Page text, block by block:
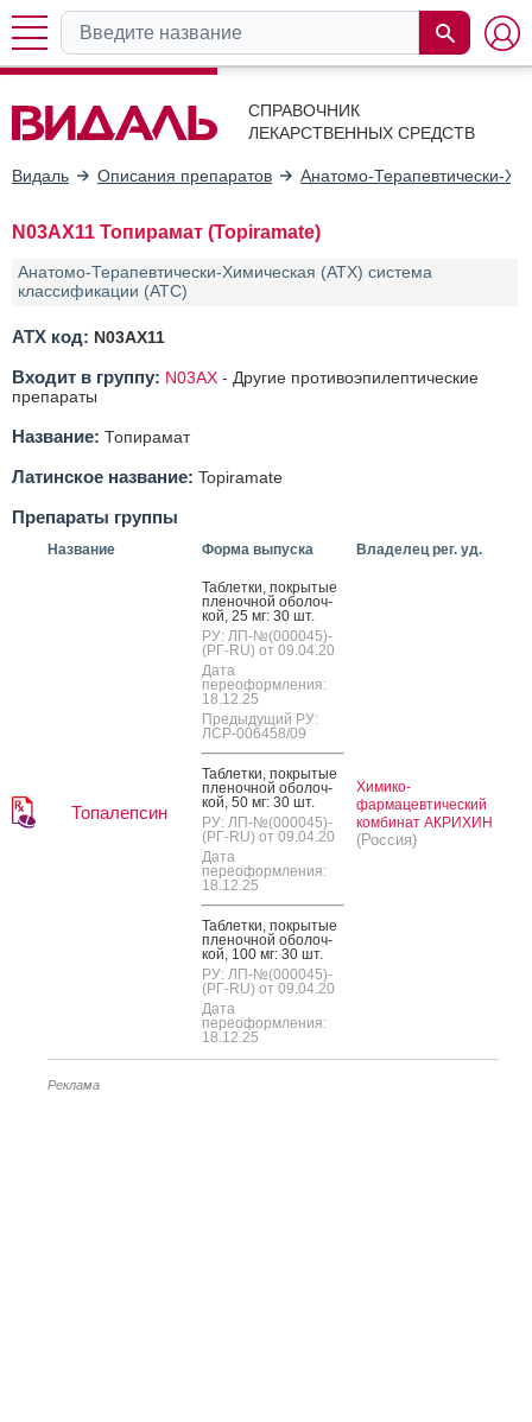
СПРАВОЧНИК
ЛЕКАРСТВЕННЫХ СРЕДСТВ
Видаль Описания препаратов Анатомо-Терапевтически-
N03AX11 Топирамат (Topiramate)
Анатомо-Терапевтически-Химическая (АТХ) система
классификации (ATC)
АТХ код: N03AX11
Входит в группу: N03AX - Другие противоэпилептические
препараты
Название: Топирамат
Латинское название: Topiramate
Препараты группы
Название Форма выпуска Владелец рег. уд.
Топалепсин
Таб­летки, пок­ры­тые
пле­ноч­ной обо­лоч­
кой, 25 мг: 30 шт.
РУ: ЛП-№(000045)-
(РГ-RU) от 09.04.20
Дата
переоформления:
18.12.25
Предыдущий РУ:
ЛСР-006458/09
Таб­летки, пок­ры­тые
пле­ноч­ной обо­лоч­
кой, 50 мг: 30 шт.
РУ: ЛП-№(000045)-
(РГ-RU) от 09.04.20
Дата
переоформления:
18.12.25
Таб­летки, пок­ры­тые
пле­ноч­ной обо­лоч­
кой, 100 мг: 30 шт.
РУ: ЛП-№(000045)-
(РГ-RU) от 09.04.20
Дата
переоформления:
18.12.25
Химико-
фармацевтический
комбинат АКРИХИН
(Россия)
Реклама